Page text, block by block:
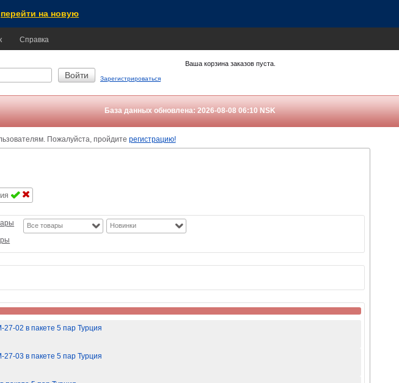
перейти на новую
Справка
Зарегистрироваться
Ваша корзина заказов пуста.
База данных обновлена: 2026-08-08 06:10 NSK
Пожалуйста, пройдите регистрацию!
Все товары Новинки
27-02 в пакете 5 пар Турция
27-03 в пакете 5 пар Турция